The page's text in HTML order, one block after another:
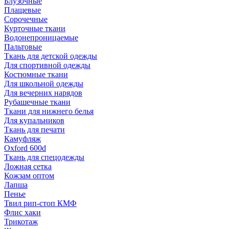
Плащевые
Сорочечные
Курточные ткани
Водонепроницаемые
Пальтовые
Ткань для детской одежды
Для спортивной одежды
Костюмные ткани
Для школьной одежды
Для вечерних нарядов
Рубашечные ткани
Ткани для нижнего белья
Для купальников
Ткань для печати
Камуфляж
Oxford 600d
Ткань для спецодежды
Ложная сетка
Кожзам оптом
Лапша
Пенье
Твил рип-стоп КМФ
Флис хаки
Трикотаж